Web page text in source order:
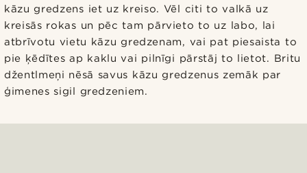
kāzu gredzens iet uz kreiso. Vēl citi to valkā uz
kreisās rokas un pēc tam pārvieto to uz labo, lai
atbrīvotu vietu kāzu gredzenam, vai pat piesaista to
pie ķēdītes ap kaklu vai pilnīgi pārstāj to lietot. Britu
džentlmeņi nēsā savus kāzu gredzenus zemāk par
ģimenes sigil gredzeniem.